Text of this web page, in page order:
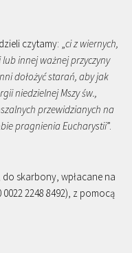
czytamy: „ci z wiernych,
innej ważnej przyczyny
dołożyć starań, aby jak
niedzielnej Mszy św.,
przewidzianych na
pragnienia Eucharystii”.
skarbony, wpłacane na
2248 8492), z pomocą